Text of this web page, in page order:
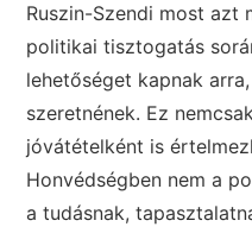
Ruszin-Szendi most azt
politikai tisztogatás
lehetőséget kapnak
szeretnének. Ez
jóvátételként is
Honvédségben nem a
a tudásnak,